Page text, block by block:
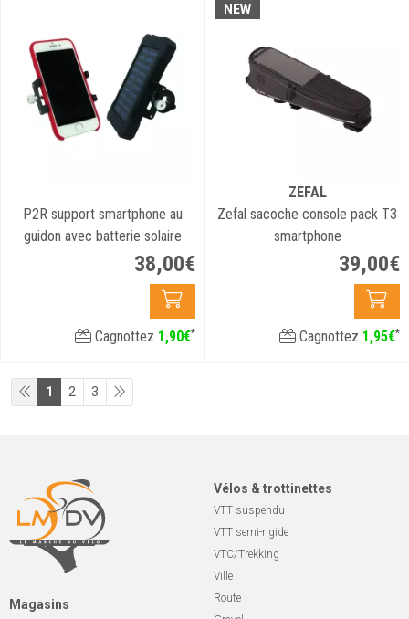
P2R support smartphone au
guidon avec batterie solaire
38,00€
Cagnottez 1,90€*
NEW
ZEFAL
Zefal sacoche console pack T3
smartphone
39,00€
Cagnottez 1,95€*
1 2 3
Magasins
Vélos & trottinettes
VTT suspendu
VTT semi-rigide
VTC/Trekking
Ville
Route